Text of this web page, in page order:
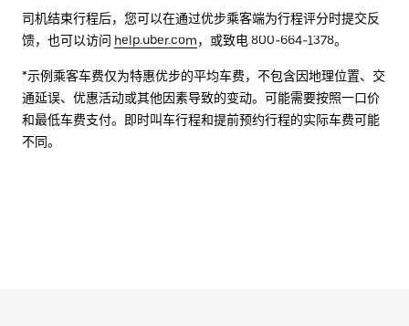
司机结束行程后，您可以在通过优步乘客端为行程评分时提交反
馈，也可以访问 help.uber.com，或致电 800-664-1378。
*示例乘客车费仅为特惠优步的平均车费，不包含因地理位置、交
通延误、优惠活动或其他因素导致的变动。可能需要按照一口价
和最低车费支付。即时叫车行程和提前预约行程的实际车费可能
不同。